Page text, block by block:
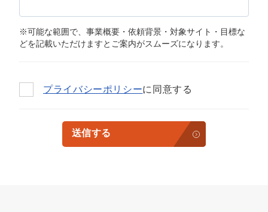
※可能な範囲で、事業概要・依頼背景・対象サイト・目標な
どを記載いただけますとご案内がスムーズになります。
プライバシーポリシーに同意する
送信する